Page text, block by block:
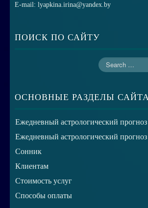
E-mail: lyapkina.irina@yandex.by
ПОИСК ПО САЙТУ
ОСНОВНЫЕ РАЗДЕЛЫ САЙТА
Ежедневный астрологический прогноз
Ежедневный астрологический прогноз
Сонник
Клиентам
Стоимость услуг
Способы оплаты